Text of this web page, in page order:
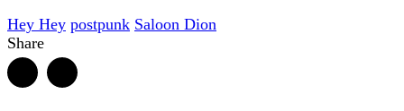
Hey Hey postpunk Saloon Dion
Share